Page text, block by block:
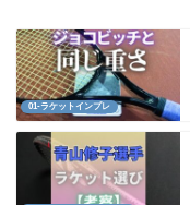
01-ラケットインプレ